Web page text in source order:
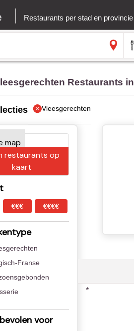
Restaurants per stad en provincie
Restaurants
Vleesgerechten
restaurants op
kaart
€€€ €€€€
Franse
voor
*